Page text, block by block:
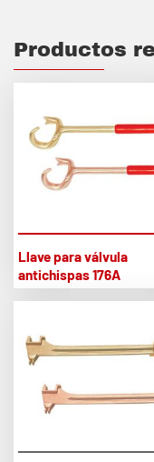
Productos
Llave para válvula
antichispas 176A